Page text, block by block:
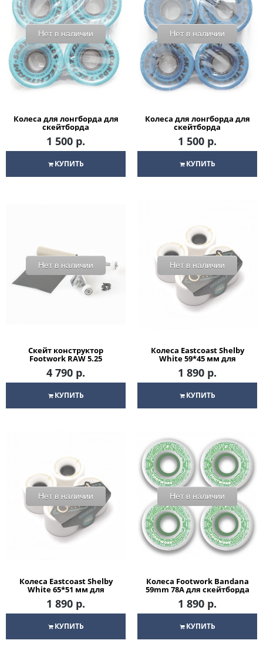
Нет в наличии
Колеса для лонгборда для
скейтборда
1 500 р.
КУПИТЬ
Нет в наличии
Колеса для лонгборда для
скейтборда
1 500 р.
КУПИТЬ
Нет в наличии
Скейт конструктор
Footwork RAW 5.25
4 790 р.
КУПИТЬ
Нет в наличии
Колеса Eastcoast Shelby
White 59*45 мм для
скейтборда
1 890 р.
КУПИТЬ
Нет в наличии
Колеса Eastcoast Shelby
White 65*51 мм для
скейтборда
1 890 р.
КУПИТЬ
Нет в наличии
Колеса Footwork Bandana
59mm 78A для скейтборда
1 890 р.
КУПИТЬ